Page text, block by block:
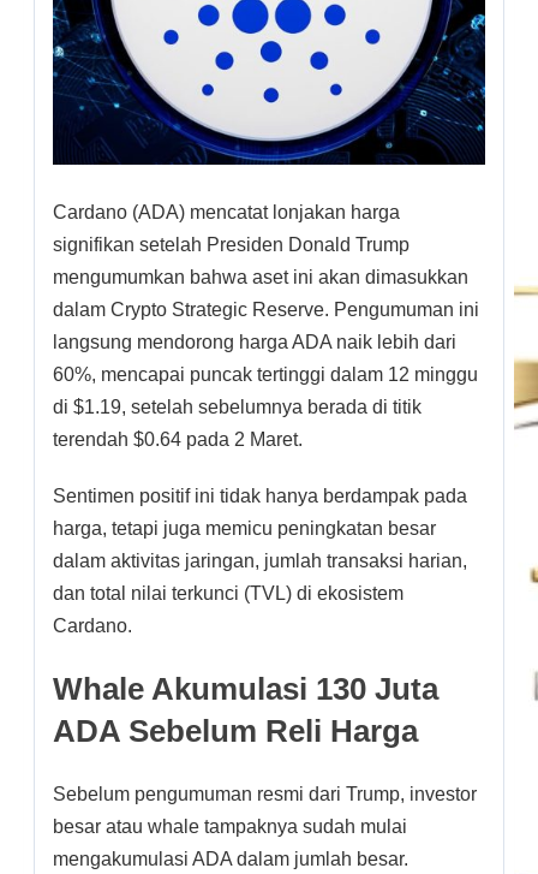
Cardano (ADA) mencatat lonjakan harga
signifikan setelah Presiden Donald Trump
mengumumkan bahwa aset ini akan dimasukkan
dalam Crypto Strategic Reserve. Pengumuman ini
langsung mendorong harga ADA naik lebih dari
60%, mencapai puncak tertinggi dalam 12 minggu
di $1.19, setelah sebelumnya berada di titik
terendah $0.64 pada 2 Maret.
Sentimen positif ini tidak hanya berdampak pada
harga, tetapi juga memicu peningkatan besar
dalam aktivitas jaringan, jumlah transaksi harian,
dan total nilai terkunci (TVL) di ekosistem
Cardano.
Whale Akumulasi 130 Juta
ADA Sebelum Reli Harga
Sebelum pengumuman resmi dari Trump, investor
besar atau whale tampaknya sudah mulai
mengakumulasi ADA dalam jumlah besar.